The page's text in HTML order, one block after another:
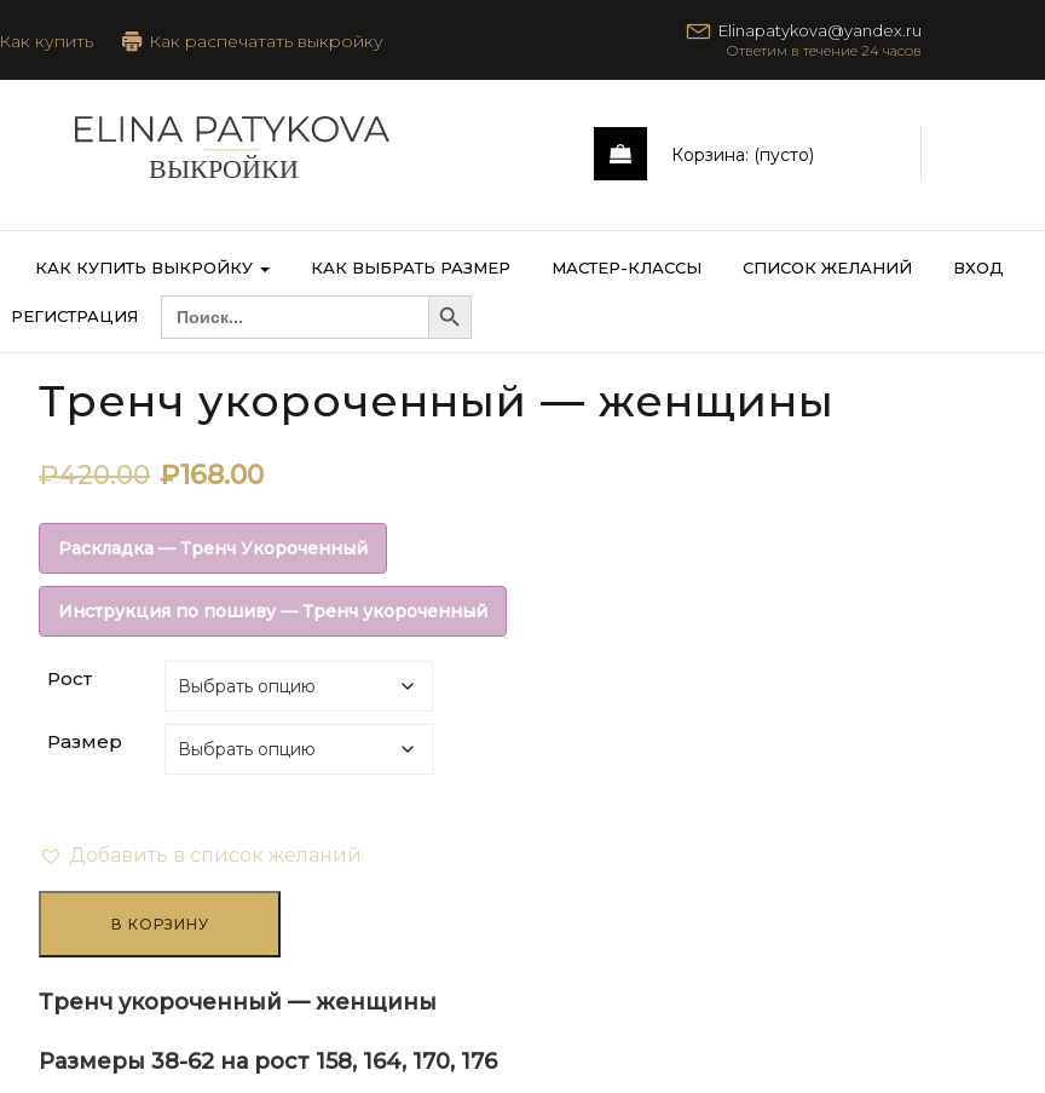
Как купить Как распечатать выкройку Elinapatykova@yandex.ru
Корзина: (пусто)
КАК КУПИТЬ ВЫКРОЙКУ КАК ВЫБРАТЬ РАЗМЕР МАСТЕР-КЛАССЫ СПИСОК ЖЕЛАНИЙ ВХОД
РЕГИСТРАЦИЯ
SEARCH
FOR:
Search Button
Тренч укороченный — женщины
₽420.00 Первоначальная
цена
составляла
₽420.00.
₽168.00Текущая
цена:
₽168.00.
Раскладка — Тренч Укороченный
Инструкция по пошиву — Тренч укороченный
Рост
Размер
Добавить в список желаний
Тренч
-
В КОРЗИНУ
Тренч укороченный — женщины
Размеры 38-62 на рост 158, 164, 170, 176